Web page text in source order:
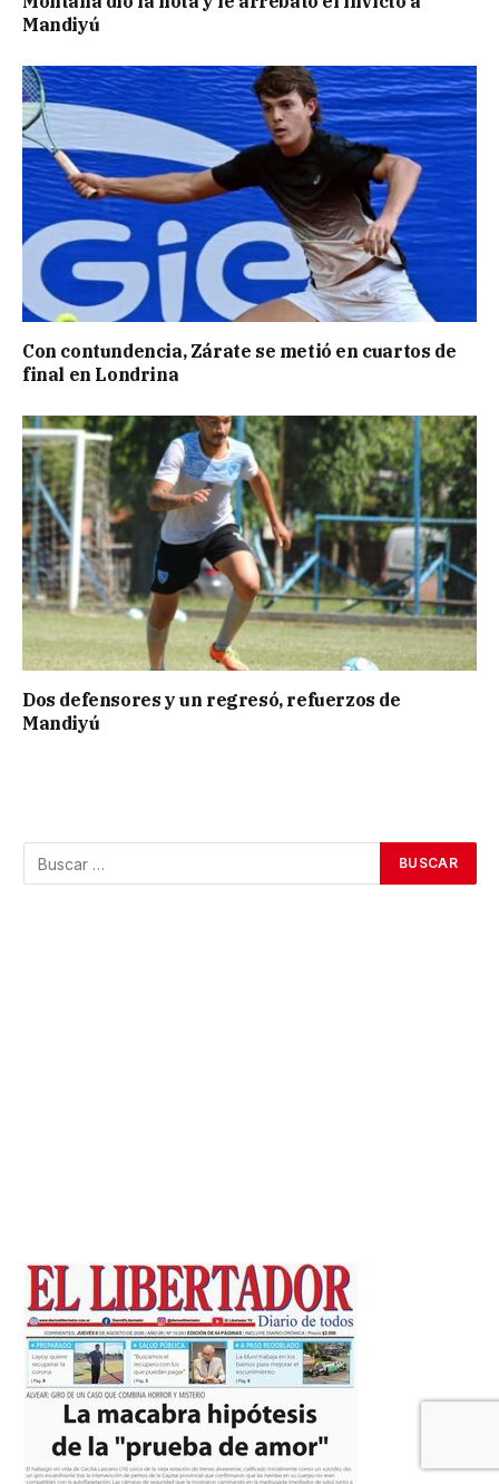
Mandiyú
Con contundencia, Zárate se metió en cuartos de
final en Londrina
Dos defensores y un regresó, refuerzos de
Mandiyú